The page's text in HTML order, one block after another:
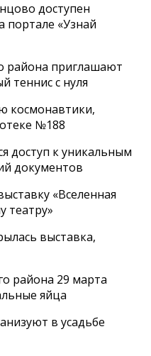
доступен
«Узнай
района приглашают
теннис с нуля
космонавтики,
№188
доступ к уникальным
документов
«Вселенная
театру»
выставка,
района 29 марта
яйца
в усадьбе